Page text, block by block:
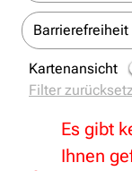
Barrierefreiheit
Kartenansicht
Filter
Es gibt
Ihnen